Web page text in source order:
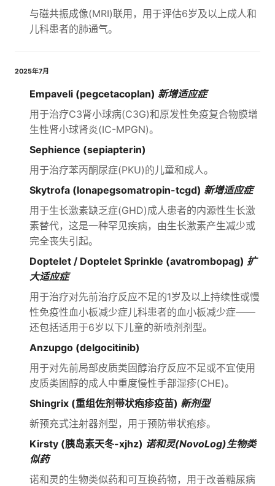
与磁共振成像(MRI)联用，用于评估6岁及以上成人和
儿科患者的肺通气。
2025年7月
Empaveli (pegcetacoplan) 新增适应症
用于治疗C3肾小球病(C3G)和原发性免疫复合物膜增
生性肾小球肾炎(IC-MPGN)。
Sephience (sepiapterin)
用于治疗苯丙酮尿症(PKU)的儿童和成人。
Skytrofa (lonapegsomatropin-tcgd) 新增适应症
用于生长激素缺乏症(GHD)成人患者的内源性生长激
素替代，这是一种罕见疾病，由生长激素产生减少或
完全丧失引起。
Doptelet / Doptelet Sprinkle (avatrombopag) 扩
大适应症
用于治疗对先前治疗反应不足的1岁及以上持续性或慢
性免疫性血小板减少症儿科患者的血小板减少症——
还包括适用于6岁以下儿童的新喷剂剂型。
Anzupgo (delgocitinib)
用于对先前局部皮质类固醇治疗反应不足或不宜使用
皮质类固醇的成人中重度慢性手部湿疹(CHE)。
Shingrix (重组佐剂带状疱疹疫苗) 新剂型
新预充式注射器剂型，用于预防带状疱疹。
Kirsty (胰岛素天冬-xjhz) 诺和灵(NovoLog)生物类
似药
诺和灵的生物类似药和可互换药物，用于改善糖尿病